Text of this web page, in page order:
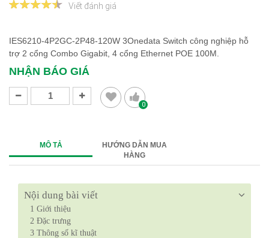
Viết đánh giá
IES6210-4P2GC-2P48-120W 3Onedata Switch công nghiệp hỗ
trợ 2 cổng Combo Gigabit, 4 cổng Ethernet POE 100M.
NHẬN BÁO GIÁ
0
MÔ TẢ
HƯỚNG DẪN MUA
HÀNG
Nội dung bài viết
1 Giới thiệu
2 Đặc trưng
3 Thông số kĩ thuật